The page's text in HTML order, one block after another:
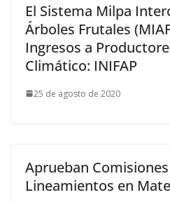
El Sistema Milpa
Árboles Frutales
Ingresos a
Climático: INIFAP
25 de agosto de 2020
Aprueban Comisiones
Lineamientos en